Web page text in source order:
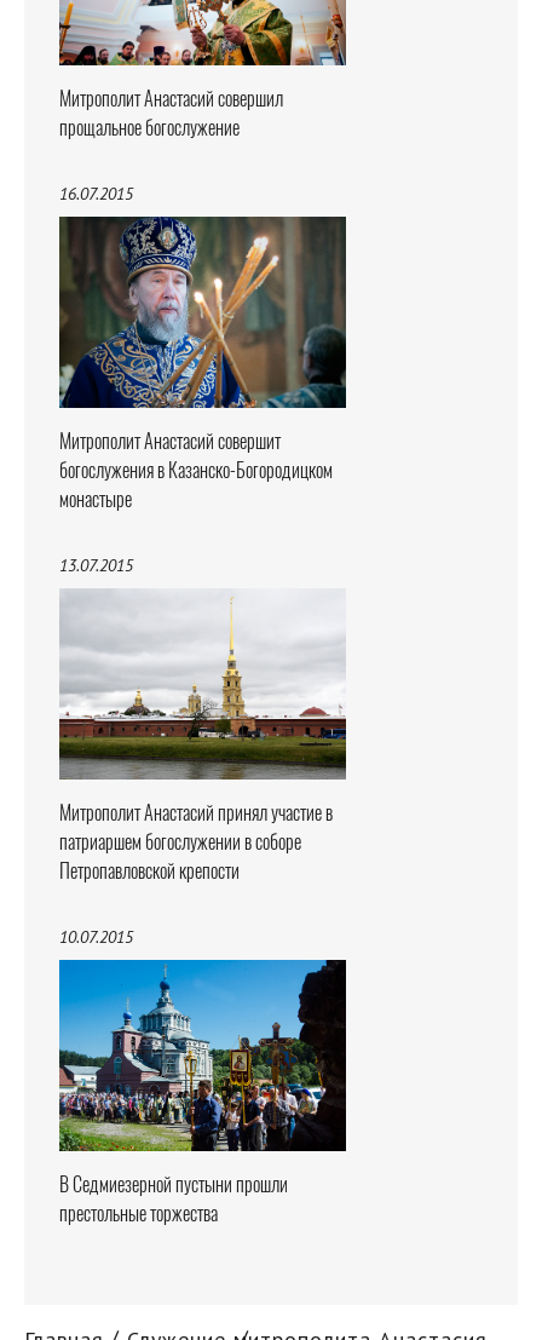
Митрополит Анастасий совершил
прощальное богослужение
16.07.2015
Митрополит Анастасий совершит
богослужения в Казанско-Богородицком
монастыре
13.07.2015
Митрополит Анастасий принял участие в
патриаршем богослужении в соборе
Петропавловской крепости
10.07.2015
В Седмиезерной пустыни прошли
престольные торжества